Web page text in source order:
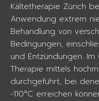
Kältetherapie Zürich
Anwendung extrem
Behandlung von
Bedingungen,
und Entzündungen.
Therapie mittels
durchgeführt, bei
-110°C erreichen